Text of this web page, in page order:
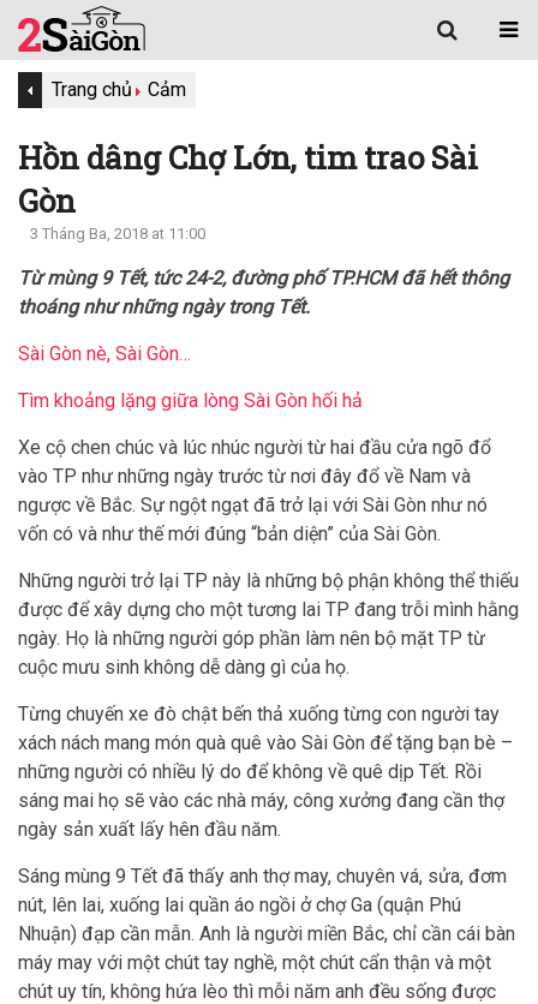
Trang chủ Cảm
Hồn dâng Chợ Lớn, tim trao Sài
Gòn
3 Tháng Ba, 2018 at 11:00
Từ mùng 9 Tết, tức 24-2, đường phố TP.HCM đã hết thông
thoáng như những ngày trong Tết.
Sài Gòn nè, Sài Gòn…
Tìm khoảng lặng giữa lòng Sài Gòn hối hả
Xe cộ chen chúc và lúc nhúc người từ hai đầu cửa ngõ đổ
vào TP như những ngày trước từ nơi đây đổ về Nam và
ngược về Bắc. Sự ngột ngạt đã trở lại với Sài Gòn như nó
vốn có và như thế mới đúng “bản diện” của Sài Gòn.
Những người trở lại TP này là những bộ phận không thể thiếu
được để xây dựng cho một tương lai TP đang trỗi mình hằng
ngày. Họ là những người góp phần làm nên bộ mặt TP từ
cuộc mưu sinh không dễ dàng gì của họ.
Từng chuyến xe đò chật bến thả xuống từng con người tay
xách nách mang món quà quê vào Sài Gòn để tặng bạn bè –
những người có nhiều lý do để không về quê dịp Tết. Rồi
sáng mai họ sẽ vào các nhà máy, công xưởng đang cần thợ
ngày sản xuất lấy hên đầu năm.
Sáng mùng 9 Tết đã thấy anh thợ may, chuyên vá, sửa, đơm
nút, lên lai, xuống lai quần áo ngồi ở chợ Ga (quận Phú
Nhuận) đạp cần mẫn. Anh là người miền Bắc, chỉ cần cái bàn
máy may với một chút tay nghề, một chút cẩn thận và một
chút uy tín, không hứa lèo thì mỗi năm anh đều sống được